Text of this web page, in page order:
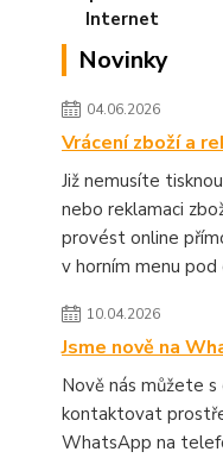
Novinky
04.06.2026
Vrácení zboží a
Již nemusíte
nebo reklamaci
provést online
v horním menu pod
10.04.2026
Jsme nově na
Nově nás můžete
kontaktovat
WhatsApp na